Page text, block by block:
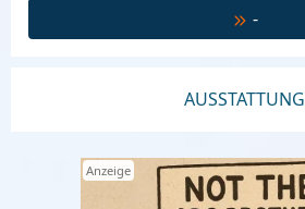
-
AUSSTATTUNG
Anzeige